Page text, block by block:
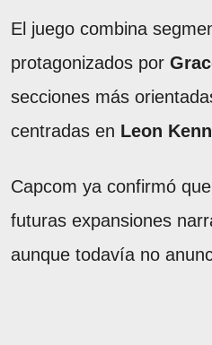
El juego combina
protagonizados por
secciones más
centradas en Leon
Capcom ya confirmó
futuras expansiones
aunque todavía no